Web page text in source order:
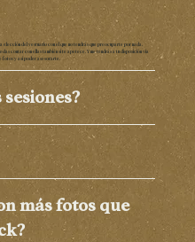
elección del vestuario con el que no tendrás que preocuparte por nada.
contar con ellas también si te apetece. Y me tendrás a tu disposición vía
fotos y así poder asesorarte.
más fotos que